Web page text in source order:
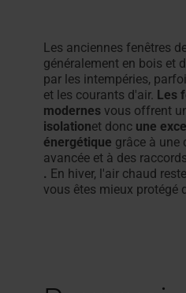
Les anciennes fenêtres
généralement en bois et
par les intempéries,
et les courants d'air. Les
modernes vous offrent
isolationet donc une
énergétique grâce à une
avancée et à des
. En hiver, l'air chaud
vous êtes mieux protégé